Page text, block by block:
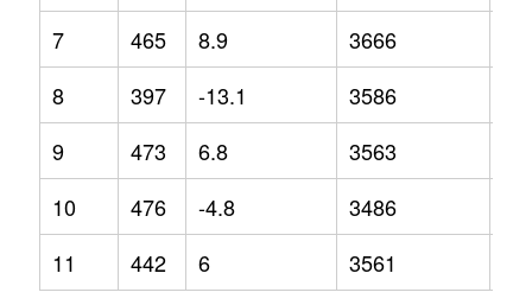
7
465 8.9 3666
8
397 -13.1 3586
9
473 6.8 3563
10
476 -4.8 3486
11
442 6 3561